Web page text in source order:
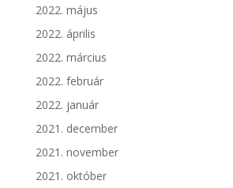
2022. május
2022. április
2022. március
2022. február
2022. január
2021. december
2021. november
2021. október